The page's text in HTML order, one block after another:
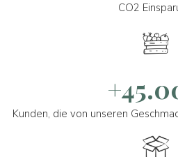
CO2
Kunden, die von unseren